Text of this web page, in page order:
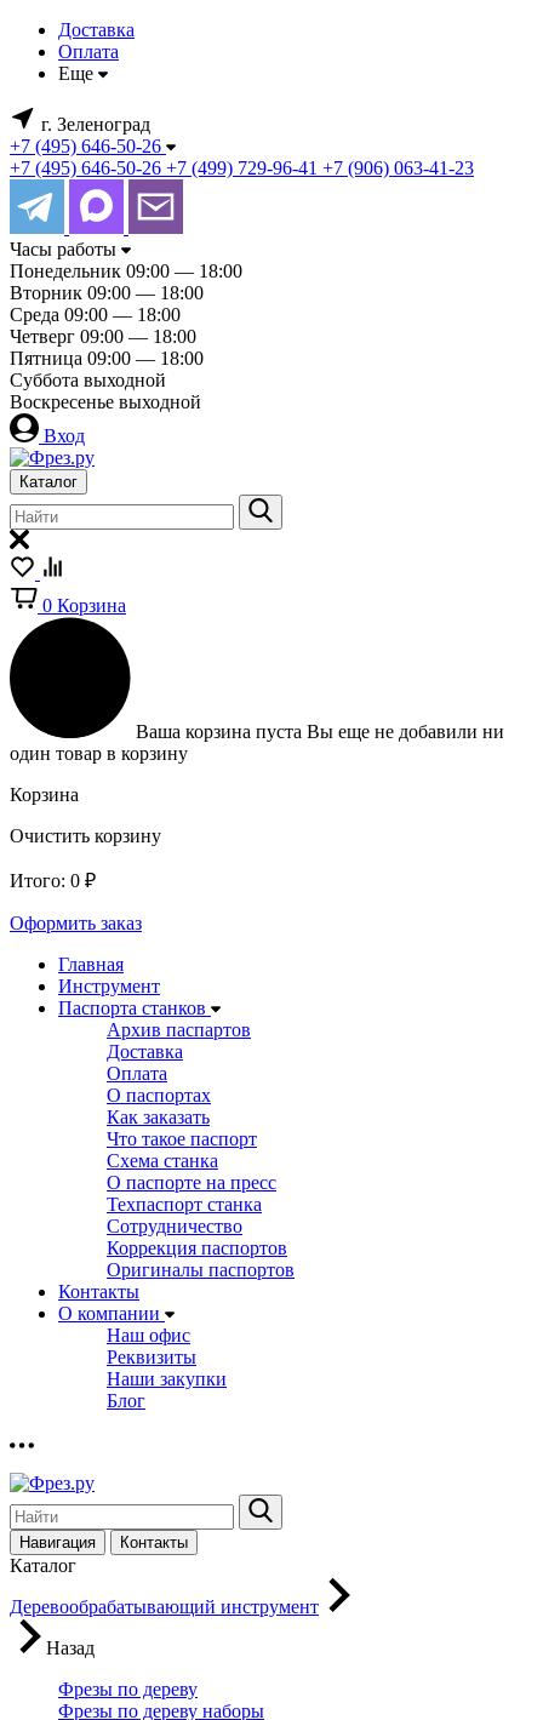
Доставка
Оплата
Еще
г. Зеленоград
+7 (495) 646-50-26
+7 (495) 646-50-26 +7 (499) 729-96-41 +7 (906) 063-41-23
Часы работы
Понедельник 09:00 — 18:00
Вторник 09:00 — 18:00
Среда 09:00 — 18:00
Четверг 09:00 — 18:00
Пятница 09:00 — 18:00
Суббота выходной
Воскресенье выходной
Вход
Каталог
0 Корзина
Ваша корзина пуста Вы еще не добавили ни
один товар в корзину
Корзина
Очистить корзину
Итого: 0 ₽
Оформить заказ
Главная
Инструмент
Паспорта станков
Архив паспартов
Доставка
Оплата
О паспортах
Как заказать
Что такое паспорт
Схема станка
О паспорте на пресс
Техпаспорт станка
Сотрудничество
Коррекция паспортов
Оригиналы паспортов
Контакты
О компании
Наш офис
Реквизиты
Наши закупки
Блог
Навигация Контакты
Каталог
Деревообрабатывающий инструмент
Назад
Фрезы по дереву
Фрезы по дереву наборы